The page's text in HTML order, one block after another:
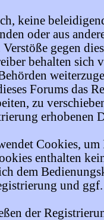
keine
oder aus
gegen
behalten sich
Forums das
zu
erhobenen
Cookies,
enthalten
dem
und ggf.
der